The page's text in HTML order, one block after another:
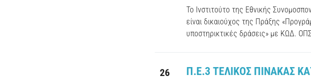
Το Ινστιτούτο της Εθνικής
είναι δικαιούχος της Πράξης
υποστηρικτικές δράσεις» με ΚΩΔ.
26
Π.Ε.3 ΤΕΛΙΚΟΣ ΠΙΝΑΚΑΣ